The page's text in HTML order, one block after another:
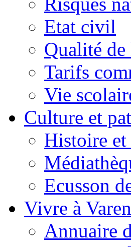
Etat civil
Qualité de
Tarifs
Vie
Culture et
Histoire
Ecusson
Vivre à Varen
Annuaire